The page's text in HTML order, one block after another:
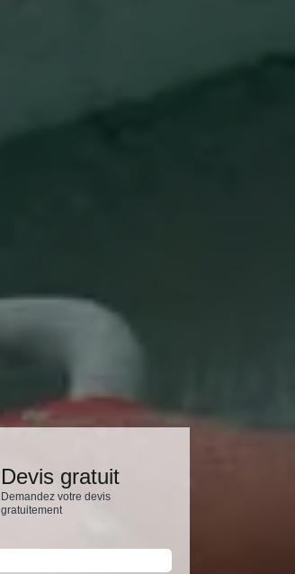
Devis gratuit
Demandez votre devis
gratuitement